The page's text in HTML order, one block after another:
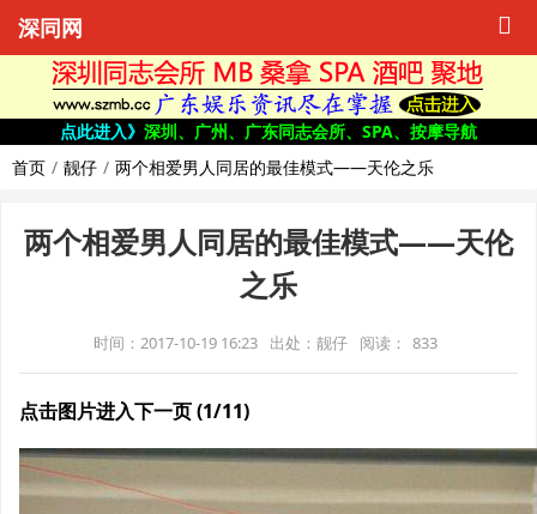
深同网
点此进入》 深圳、广州、广东同志会所、SPA、按摩导航
首页
靓仔 两个相爱男人同居的最佳模式——天伦之乐
两个相爱男人同居的最佳模式——天伦
之乐
时间：2017-10-19 16:23 出处：靓仔 阅读： 833
点击图片进入下一页 (1/11)